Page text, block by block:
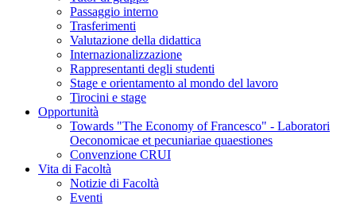
Passaggio interno
Trasferimenti
Valutazione della didattica
Internazionalizzazione
Rappresentanti degli studenti
Stage e orientamento al mondo del lavoro
Tirocini e stage
Opportunità
Towards "The Economy of Francesco" - Laboratori
Oeconomicae et pecuniariae quaestiones
Convenzione CRUI
Vita di Facoltà
Notizie di Facoltà
Eventi